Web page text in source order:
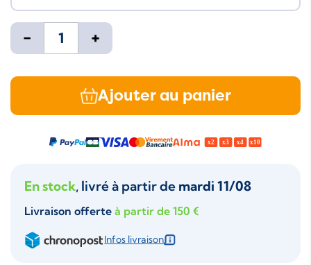
- +
Ajouter au panier
En stock, livré à partir de mardi 11/08
Livraison offerte à partir de 150 €
Infos livraison